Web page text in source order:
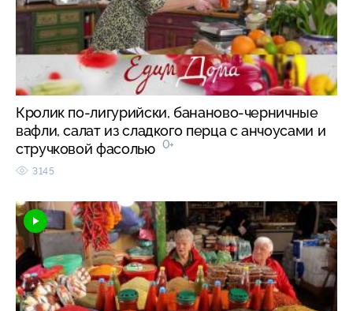
Кролик по-лигурийски, бананово-черничные
вафли, салат из сладкого перца с анчоусами и
стручковой фасолью 0+
3145